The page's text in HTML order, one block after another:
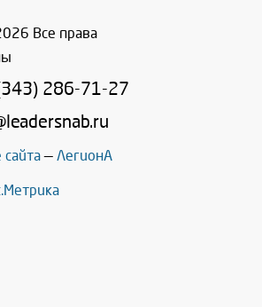
Все права
286-71-27
сайта— ЛегионА